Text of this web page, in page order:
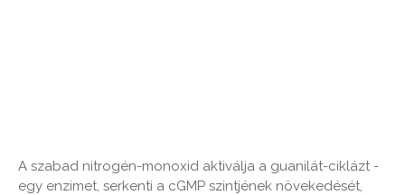
A szabad nitrogén-monoxid aktiválja a guanilát-ciklázt -
egy enzimet, serkenti a cGMP szintjének növekedését,